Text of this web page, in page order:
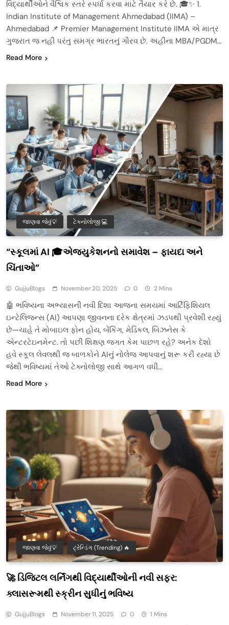
વિદ્યાર્થીઓને વૈશ્વિક સ્તરે સ્પર્ધા કરવા માટે તૈયાર કરે છે. 🎓✨ 1.
Indian Institute of Management Ahmedabad (IIMA) –
Ahmedabad 📌 Premier Management Institute IIMA એ માત્ર
ગુજરાત જ નહીં પરંતુ સમગ્ર ભારતનું ગૌરવ છે. અહીંના MBA/PGDM…
Read More
જાણવા જેવું💡 ટેક્નોલોજી 💻
“સ્કૂલમાં AI 🎓એજ્યુકેશનનો સમાવેશ – ફાયદા અને
ચિંતાઓ”
GujjuBlogs November 20, 2025 0 2 Mins
🤖 ભવિષ્યના અભ્યાસની નવી દિશા આજના સમયમાં આર્ટિફિશિયલ
ઇન્ટેલિજન્સ (AI) આપણા જીવનના દરેક ક્ષેત્રમાં ઝડપથી પ્રવેશી રહ્યું
છે—ચાહે તે મોબાઇલ ફોન હોય, બેંકિંગ, મેડિકલ, બિઝનેસ કે
એન્ટરટેઇનમેન્ટ. તો પછી શિક્ષણ જગત કેમ પાછળ રહે? અનેક દેશો
હવે સ્કૂલ લેવલથી જ બાળકોને AIનું નોલેજ આપવાનું શરૂ કરી રહ્યા છે
જેથી ભવિષ્યમાં તેઓ ટેક્નોલોજી સાથે આગળ વધી…
Read More
જાણવા જેવું💡 ટ્રેન્ડિંગ (Trending) 🔥
🚀 ડિજિટલ લર્નિંગથી વિદ્યાર્થીઓની નવી સફર:
ક્લાસરૂમથી સ્ક્રીન સુધીનું ભવિષ્ય
GujjuBlogs November 11, 2025 0 1 Mins